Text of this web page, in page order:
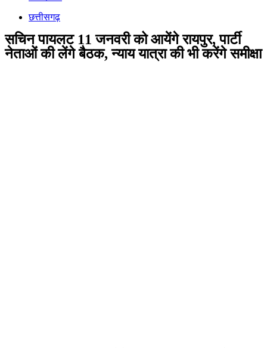
छत्तीसगढ़
सचिन पायलट 11 जनवरी को आयेंगे रायपुर, पार्टी
नेताओं की लेंगे बैठक, न्याय यात्रा की भी करेंगे समीक्षा